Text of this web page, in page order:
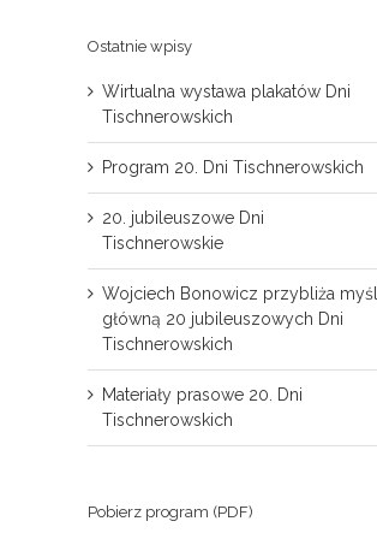
Ostatnie wpisy
Wirtualna wystawa plakatów Dni
Tischnerowskich
Program 20. Dni Tischnerowskich
20. jubileuszowe Dni
Tischnerowskie
Wojciech Bonowicz przybliża myśl
główną 20 jubileuszowych Dni
Tischnerowskich
Materiały prasowe 20. Dni
Tischnerowskich
Pobierz program (PDF)